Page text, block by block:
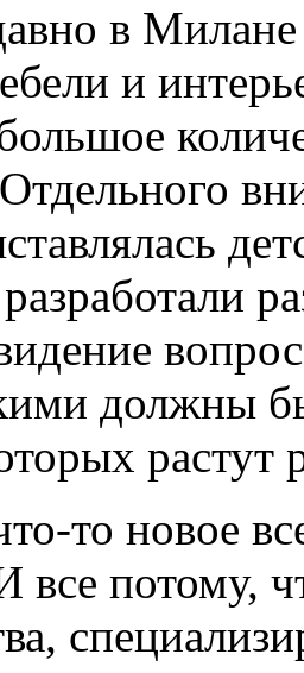
в Милане
и
должны
растут
то новое
все потому,